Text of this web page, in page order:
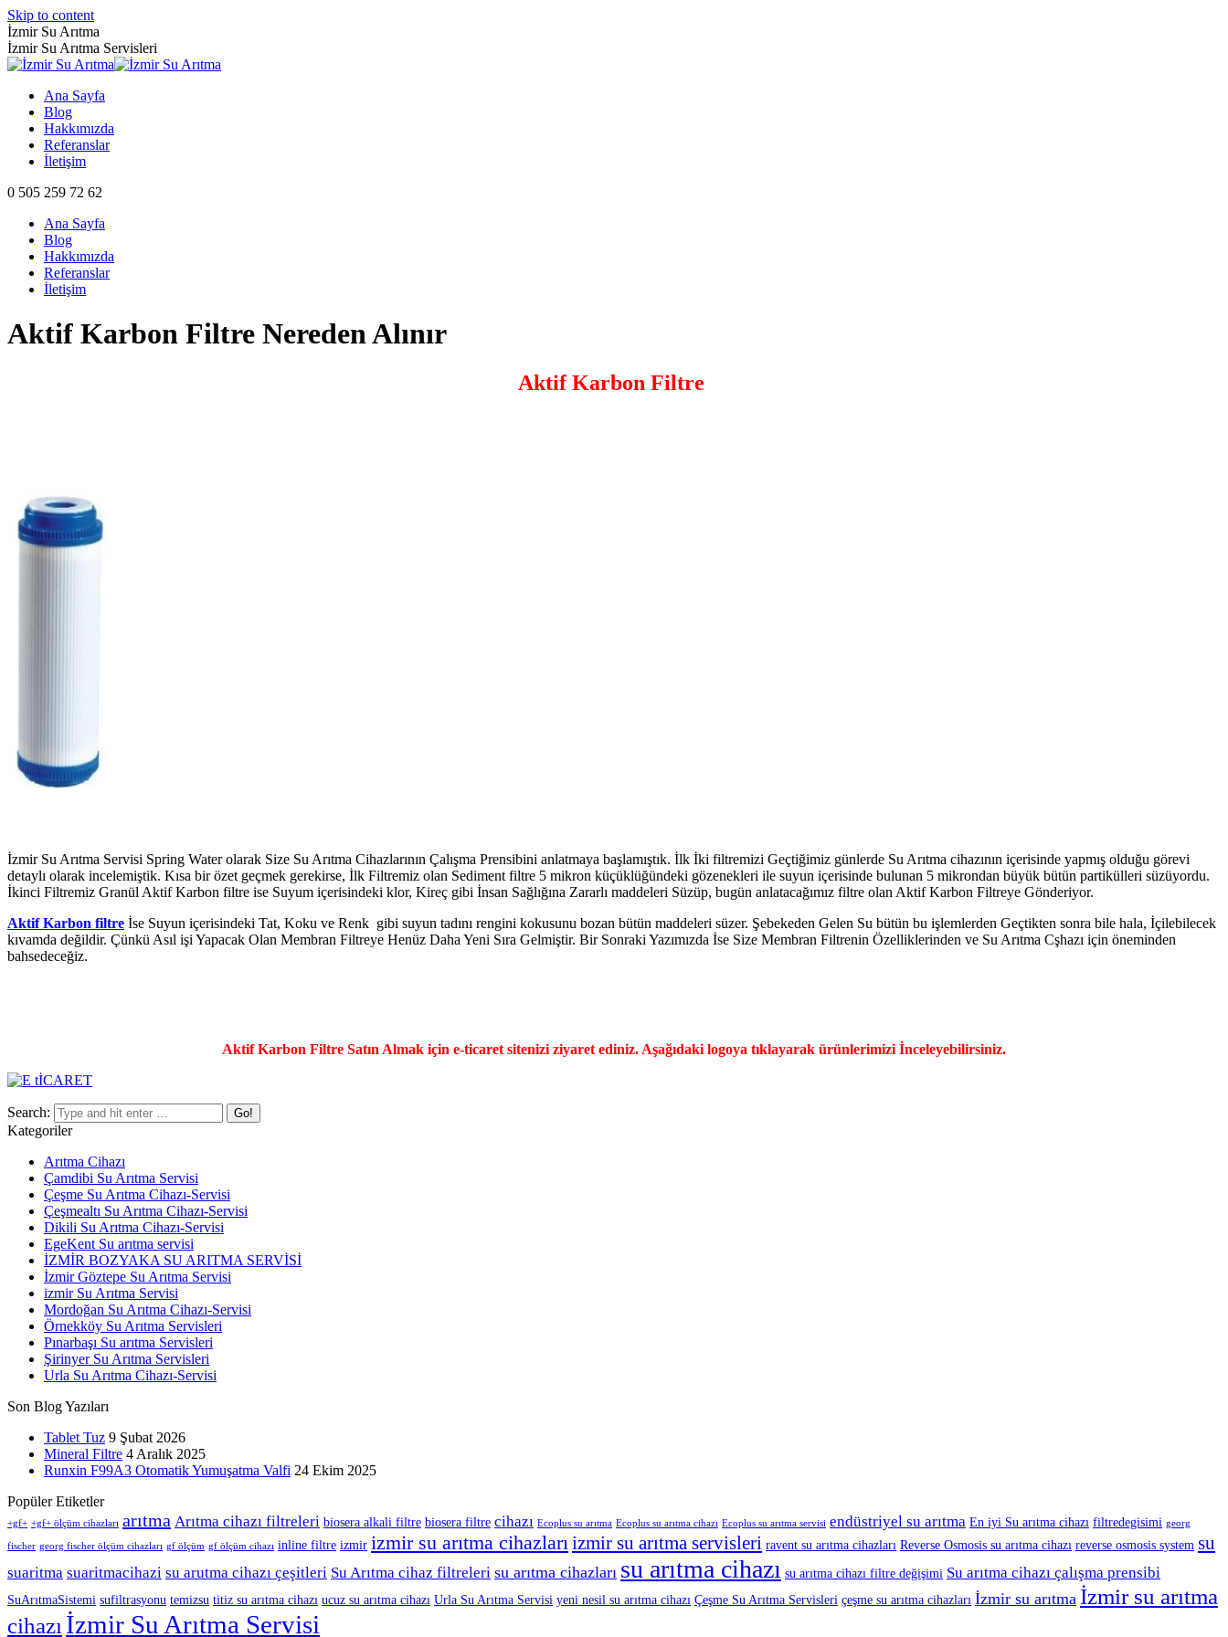
Skip to content
İzmir Su Arıtma
İzmir Su Arıtma Servisleri
Ana Sayfa
Blog
Hakkımızda
Referanslar
İletişim
0 505 259 72 62
Ana Sayfa
Blog
Hakkımızda
Referanslar
İletişim
Aktif Karbon Filtre Nereden Alınır
Aktif Karbon Filtre
İzmir Su Arıtma Servisi Spring Water olarak Size Su Arıtma Cihazlarının Çalışma Prensibini anlatmaya başlamıştık. İlk İki filtremizi Geçtiğimiz günlerde Su Arıtma cihazının içerisinde yapmış olduğu görevi
detaylı olarak incelemiştik. Kısa bir özet geçmek gerekirse, İlk Filtremiz olan Sediment filtre 5 mikron küçüklüğündeki gözenekleri ile suyun içerisinde bulunan 5 mikrondan büyük bütün partikülleri süzüyordu.
İkinci Filtremiz Granül Aktif Karbon filtre ise Suyum içerisindeki klor, Kireç gibi İnsan Sağlığına Zararlı maddeleri Süzüp, bugün anlatacağımız filtre olan Aktif Karbon Filtreye Gönderiyor.
Aktif Karbon filtre İse Suyun içerisindeki Tat, Koku ve Renk gibi suyun tadını rengini kokusunu bozan bütün maddeleri süzer. Şebekeden Gelen Su bütün bu işlemlerden Geçtikten sonra bile hala, İçilebilecek
kıvamda değildir. Çünkü Asıl işi Yapacak Olan Membran Filtreye Henüz Daha Yeni Sıra Gelmiştir. Bir Sonraki Yazımızda İse Size Membran Filtrenin Özelliklerinden ve Su Arıtma Cşhazı için öneminden
bahsedeceğiz.
Aktif Karbon Filtre Satın Almak için e-ticaret sitenizi ziyaret ediniz. Aşağıdaki logoya tıklayarak ürünlerimizi İnceleyebilirsiniz.
Search:
Kategoriler
Arıtma Cihazı
Çamdibi Su Arıtma Servisi
Çeşme Su Arıtma Cihazı-Servisi
Çeşmealtı Su Arıtma Cihazı-Servisi
Dikili Su Arıtma Cihazı-Servisi
EgeKent Su arıtma servisi
İZMİR BOZYAKA SU ARITMA SERVİSİ
İzmir Göztepe Su Arıtma Servisi
izmir Su Arıtma Servisi
Mordoğan Su Arıtma Cihazı-Servisi
Örnekköy Su Arıtma Servisleri
Pınarbaşı Su arıtma Servisleri
Şirinyer Su Arıtma Servisleri
Urla Su Arıtma Cihazı-Servisi
Son Blog Yazıları
Tablet Tuz 9 Şubat 2026
Mineral Filtre 4 Aralık 2025
Runxin F99A3 Otomatik Yumuşatma Valfi 24 Ekim 2025
Popüler Etiketler
+gf+ +gf+ ölçüm cihazları arıtma Arıtma cihazı filtreleri biosera alkali filtre biosera filtre cihazı Ecoplus su arıtma Ecoplus su arıtma cihazı Ecoplus su arıtma servisi endüstriyel su arıtma En iyi Su arıtma cihazı filtredegisimi georg
fischer georg fischer ölçüm cihazları gf ölçüm gf ölçüm cihazı inline filtre izmir izmir su arıtma cihazları izmir su arıtma servisleri ravent su arıtma cihazları Reverse Osmosis su arıtma cihazı reverse osmosis system su
suaritma suaritmacihazi su arutma cihazı çeşitleri Su Arıtma cihaz filtreleri su arıtma cihazları su arıtma cihazı su arıtma cihazı filtre değişimi Su arıtma cihazı çalışma prensibi
SuArıtmaSistemi sufiltrasyonu temizsu titiz su arıtma cihazı ucuz su arıtma cihazı Urla Su Arıtma Servisi yeni nesil su arıtma cihazı Çeşme Su Arıtma Servisleri çeşme su arıtma cihazları İzmir su arıtma İzmir su arıtma
cihazı İzmir Su Arıtma Servisi